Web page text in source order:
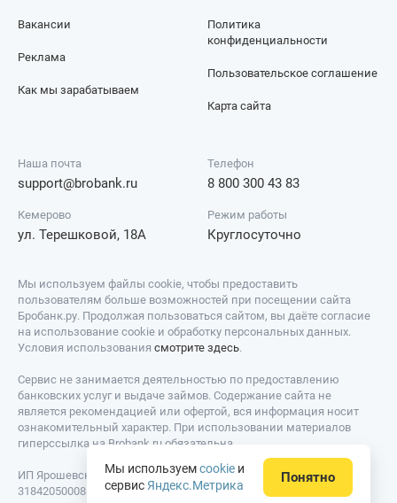
Вакансии
Реклама
Как мы зарабатываем
Политика
конфиденциальности
Пользовательское соглашение
Карта сайта
Наша почта
support@brobank.ru
Телефон
8 800 300 43 83
Кемерово
ул. Терешковой, 18А
Режим работы
Круглосуточно
Мы используем файлы cookie, чтобы предоставить
пользователям больше возможностей при посещении сайта
Бробанк.ру. Продолжая пользоваться сайтом, вы даёте согласие
на использование cookie и обработку персональных данных.
Условия использования смотрите здесь.
Сервис не занимается деятельностью по предоставлению
банковских услуг и выдаче займов. Содержание сайта не
является рекомендацией или офертой, вся информация носит
ознакомительный характер. При использовании материалов
гиперссылка на Brobank.ru обязательна.
ИП Ярошевский Д.И. ИНН: 423082922740. ОГРНИП:
318420500081301. Свидетельство на товарный знак № 779639 от
Мы используемcookie и
сервис Яндекс.Метрика Понятно